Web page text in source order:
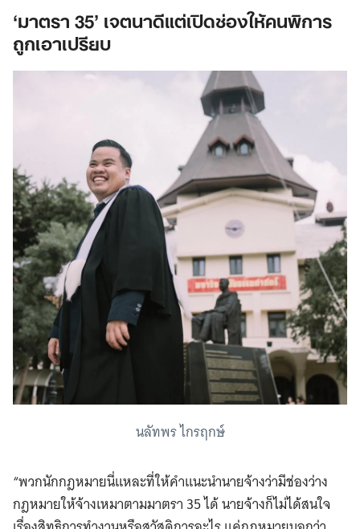
‘มาตรา 35’ เจตนาดีแต่เปิดช่องให้คนพิการ
ถูกเอาเปรียบ
นลัทพร ไกรฤกษ์
“พวกนักกฎหมายนี่แหละที่ให้คำแนะนำนายจ้างว่ามีช่องว่าง
กฎหมายให้จ้างเหมาตามมาตรา 35 ได้ นายจ้างก็ไม่ได้สนใจ